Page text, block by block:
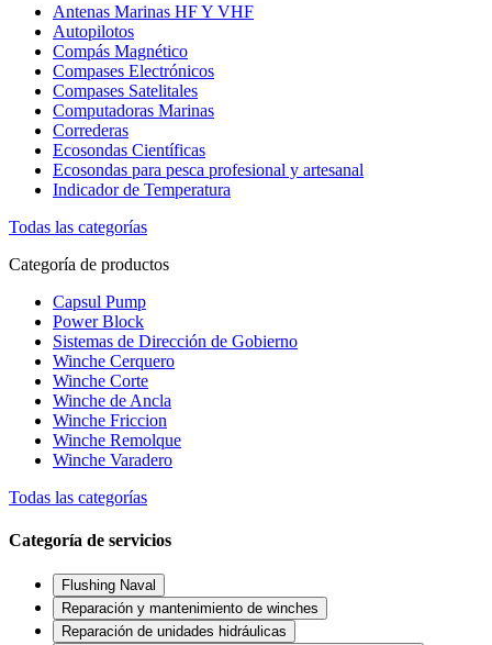
Antenas Marinas HF Y VHF
Autopilotos
Compás Magnético
Compases Electrónicos
Compases Satelitales
Computadoras Marinas
Correderas
Ecosondas Científicas
Ecosondas para pesca profesional y artesanal
Indicador de Temperatura
Todas las categorías
Categoría de productos
Capsul Pump
Power Block
Sistemas de Dirección de Gobierno
Winche Cerquero
Winche Corte
Winche de Ancla
Winche Friccion
Winche Remolque
Winche Varadero
Todas las categorías
Categoría de servicios
Flushing Naval
Reparación y mantenimiento de winches
Reparación de unidades hidráulicas